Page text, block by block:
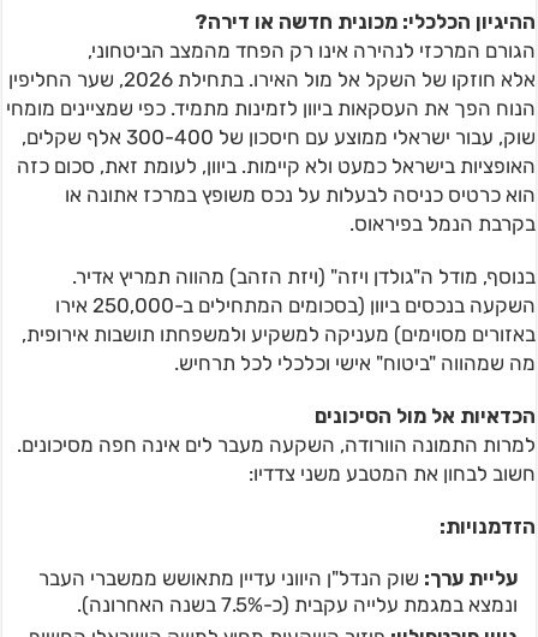
ההיגיון הכלכלי: מכונית חדשה או דירה?
הגורם המרכזי לנהירה אינו רק הפחד מהמצב הביטחוני,
אלא חוזקו של השקל אל מול האירו. בתחילת 2026, שער החליפין
הנוח הפך את העסקאות ביוון לזמינות מתמיד. כפי שמציינים מומחי
שוק, עבור ישראלי ממוצע עם חיסכון של 300-400 אלף שקלים,
האופציות בישראל כמעט ולא קיימות. ביוון, לעומת זאת, סכום כזה
הוא כרטיס כניסה לבעלות על נכס משופץ במרכז אתונה או
בקרבת הנמל בפיראוס.
בנוסף, מודל ה"גולדן ויזה" (ויזת הזהב) מהווה תמריץ אדיר.
השקעה בנכסים ביוון (בסכומים המתחילים ב-250,000 אירו
באזורים מסוימים) מעניקה למשקיע ולמשפחתו תושבות אירופית,
מה שמהווה "ביטוח" אישי וכלכלי לכל תרחיש.
הכדאיות אל מול הסיכונים
למרות התמונה הוורודה, השקעה מעבר לים אינה חפה מסיכונים.
חשוב לבחון את המטבע משני צדדיו:
הזדמנויות:
עליית ערך: שוק הנדל"ן היווני עדיין מתאושש ממשברי העבר
ונמצא במגמת עלייה עקבית (כ-7.5% בשנה האחרונה).